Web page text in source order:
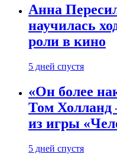
Анна
научилась
роли в кино
5 дней спустя
«Он более
Том Холланд
из игры
5 дней спустя